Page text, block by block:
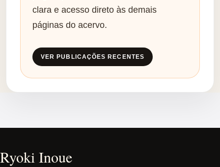
clara e acesso direto às demais
páginas do acervo.
VER PUBLICAÇÕES RECENTES
Ryoki Inoue